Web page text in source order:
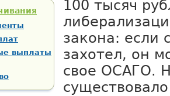
100 тысяч
закона: если
захотел, он
свое ОСАГО.
выплаты